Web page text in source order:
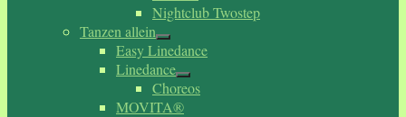
Nightclub Twostep
Tanzen allein
Easy Linedance
Linedance
Choreos
MOVITA®